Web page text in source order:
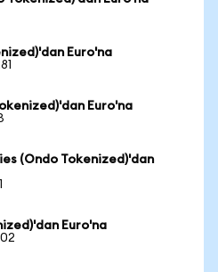
Euro'na
Euro'na
(Ondo Tokenized)'dan
Euro'na